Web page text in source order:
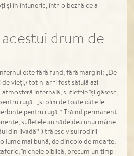
și în întuneric, într-o beznă ce a
drum de
este fără fund, fără margini: „De
vieți,/ tot n-ar fi fost sătulă azi
infernală, sufletele își găsesc,
rugă: „și plini de toate câte le
pentru rugă.” Trăind permanent
sufletele au nădejdea unui mâine
din livadă” ) trăiesc visul rodirii
lume mai bună, de dincolo de moarte.
în cheie biblică, precum un timp